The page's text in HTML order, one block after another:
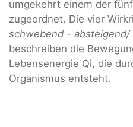
umgekehrt einem der
zugeordnet. Die vier
schwebend - absteigend/
beschreiben die
Lebensenergie Qi, die
Organismus entsteht.